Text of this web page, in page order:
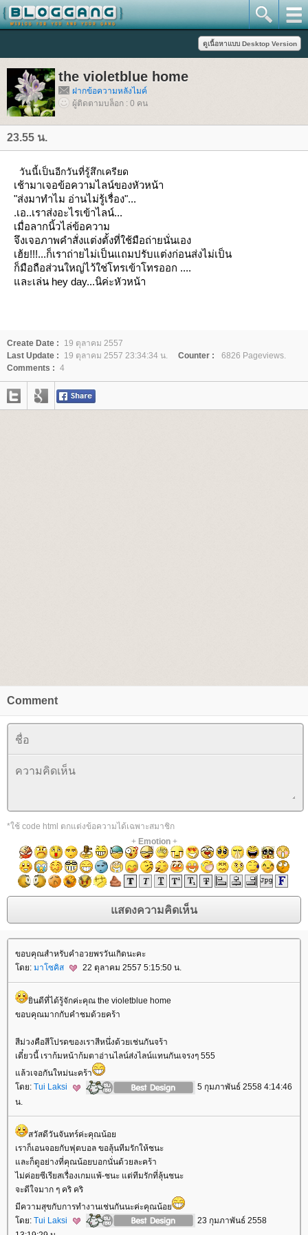
the violetblue home
ฝากข้อความหลังไมค์
ผู้ติดตามบล็อก : 0 คน
23.55 น.
วันนี้เป็นอีกวันที่รู้สึกเครียด
เช้ามาเจอข้อความไลน์ของหัวหน้า
"ส่งมาทำไม อ่านไม่รู้เรื่อง"...
.เอ..เราส่งอะไรเข้าไลน์...
เมื่อลากนิ้วไล่ข้อความ
จึงเจอภาพคำสั่งแต่งตั้งที่ใช้มือถ่ายนั่นเอง
เฮ้ย!!!...ก็เราถ่ายไม่เป็นแถมปรับแต่งก่อนส่งไม่เป็น
ก็มือถือส่วนใหญ่ไว้ใช่โทรเข้าโทรออก ....
ละเล่น hey day...นิค่ะหัวหน้า
Create Date :
19 ตุลาคม 2557
Last Update :
19 ตุลาคม 2557 23:34:34 น. Counter :
6826 Pageviews.
Comments : 4
Comment
*ใช้ code html ตกแต่งข้อความได้เฉพาะสมาชิก
+ Emotion+
ขอบคุณสำหรับคำอวยพรวันเกิดนะคะ
ดย: มาโซคิส 22 ตุลาคม 2557 5:15:50 น.
ินดีที่ได้รู้จักค่ะคุณ the violetblue home
ขอบคุณมากกับคำชมด้วยคร้า
สีม่วงคือสีโปรดของเราสีหนึ่งด้วยเช่นกันจร้า
เดี๋ยวนี้ เราก้มหน้าก้มตาอ่านไลน์ส่งไลน์แทนกันเจรงๆ 555
ล้วเจอกันใหม่นะคร้า
ดย: Tui Laksi
5 กุมภาพันธ์ 2558 4:14:46
น.
สวัสดีวันจันทร์ค่ะคุณน้อ
เราก็เอนจอยกับฟุตบอล ขอลุ้นทีมรักให้ชนะ
ละก็ดูอย่างที่คุณน้อยบอกนั่นด้วยละคร้า
ไม่ค่อยซีเรียสเรื่องเกมแพ้-ชนะ แต่ทีมรักที่ลุ้นชนะ
จะดีใจมาก ๆ คริ คริ
มีความสุขกับการทำงานเช่นกันนะค่ะคุณน้อ
ดย: Tui Laksi
23 กุมภาพันธ์ 2558